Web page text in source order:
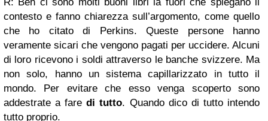
contesto e fanno chiarezza sull’argomento, come quello
che ho citato di Perkins. Queste persone hanno
veramente sicari che vengono pagati per uccidere. Alcuni
di loro ricevono i soldi attraverso le banche svizzere. Ma
non solo, hanno un sistema capillarizzato in tutto il
mondo. Per evitare che esso venga scoperto sono
addestrate a faredi tutto. Quando dico di tutto intendo
tutto proprio.